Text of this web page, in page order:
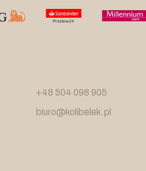
+48 504 098 905
biuro@kolibelek.pl